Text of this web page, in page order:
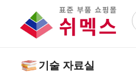
기술 자료실